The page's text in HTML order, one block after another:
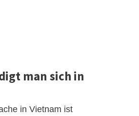
man sich in
in Vietnam ist